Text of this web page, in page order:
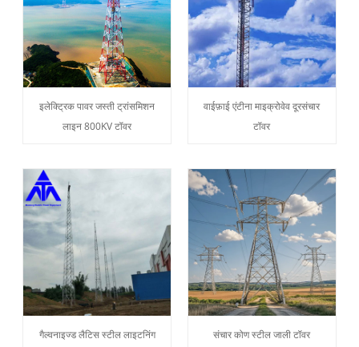
इलेक्ट्रिक पावर जस्ती ट्रांसमिशन
लाइन 800KV टॉवर
वाईफ़ाई एंटीना माइक्रोवेव दूरसंचार
टॉवर
गैल्वनाइज्ड लैटिस स्टील लाइटनिंग
संचार कोण स्टील जाली टॉवर